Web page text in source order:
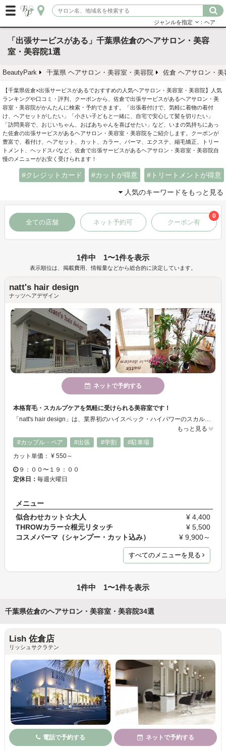
ジャンルを指定 ：ヘア
「出張サービスがある」千葉県佐倉のヘアサロン・美容
室・美容院1選
BeautyPark 千葉県 ヘアサロン・美容室・美容院 佐倉 ヘアサロン・美
【千葉県佐倉×出張サービスがあるでおすすめの人気ヘアサロン・美容室・美容院】人気
ランキングや口コミ・評判、クーポンから、佐倉で出張サービスがあるヘアサロン・美
容室・美容院がかんたんに検索・予約できます。「出張着付けで、気軽に着物の着付
け、ヘアセットがしたい」「小さい子どもと一緒に、自宅で安心して髪を切りたい」
「訪問美容で、おじいちゃん、おばあちゃんを喜ばせたい」など、いまの気持ちにあっ
た佐倉の出張サービスがあるヘアサロン・美容室・美容院をご紹介します。クーポンが
豊富で、着付け、ヘアセット、カット、カラー、パーマ、エクステ、縮毛矯正、トリー
トメント、ヘッドスパなど、佐倉で出張サービスがあるヘアサロン・美容室・美容院自
慢のメニューがお安く受けられます！
クレジットカード カットが得意 トリートメントが得意
人気のキーワードをもっと見る
全ての店舗 ネット予約可 クーポン有
0
1件中 1〜1件を表示
表示順位は、掲載費用、情報量などから総合的に決定しています。
natt's hair design
ナッツヘアデザイン
ネットで予約する
本格育毛・スカルプケアを気軽に受けられる美容室です！
「natt's hair design」は、業界初のハイスペック・ハイパワーのスカルプマシン”Dr.SCALP（ドクタースカルプ）”導入していて、自分では見えない頭皮部分をプロの視点から状態を判断し、施術してくれるんです！薄毛・抜け毛でお悩みの方は、見える美容師にお任せしてみては？
もっと見る
#カップル・ペア
#出張 #学割
#駐車場
カット単価： ¥ 550～
９：００〜１９：００
定休日： 毎週火曜日
メニュー
似合わせカット☆大人
¥ 4,400
THROWカラー☆根元リタッチ
¥ 5,500
コスメパーマ（シャンプー・カット込み）
¥ 9,900～
すべてのメニューを見る
1件中 1〜1件を表示
千葉県佐倉のヘアサロン・美容室・美容院34選
Lish 佐倉店
リッシュサクラテン
電話で予約する ネットで予約する